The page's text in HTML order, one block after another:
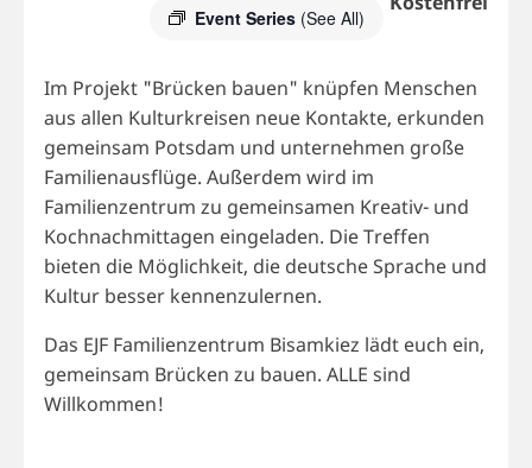
Event Series (See All)
Im Projekt "Brücken bauen" knüpfen Menschen
aus allen Kulturkreisen neue Kontakte, erkunden
gemeinsam Potsdam und unternehmen große
Familienausflüge. Außerdem wird im
Familienzentrum zu gemeinsamen Kreativ- und
Kochnachmittagen eingeladen. Die Treffen
bieten die Möglichkeit, die deutsche Sprache und
Kultur besser kennenzulernen.
Das EJF Familienzentrum Bisamkiez lädt euch ein,
gemeinsam Brücken zu bauen. ALLE sind
Willkommen!